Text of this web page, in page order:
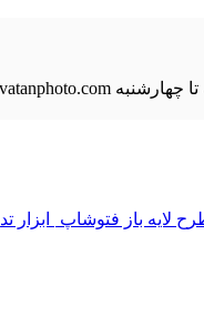
چهارشنبه
لایه باز فتوشاپ ابزار